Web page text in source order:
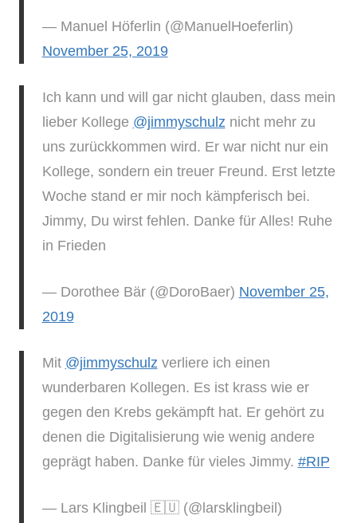
— Manuel Höferlin (@ManuelHoeferlin)
November 25, 2019
Ich kann und will gar nicht glauben, dass mein
lieber Kollege @jimmyschulz nicht mehr zu
uns zurückkommen wird. Er war nicht nur ein
Kollege, sondern ein treuer Freund. Erst letzte
Woche stand er mir noch kämpferisch bei.
Jimmy, Du wirst fehlen. Danke für Alles! Ruhe
in Frieden
— Dorothee Bär (@DoroBaer) November 25,
2019
Mit @jimmyschulz verliere ich einen
wunderbaren Kollegen. Es ist krass wie er
gegen den Krebs gekämpft hat. Er gehört zu
denen die Digitalisierung wie wenig andere
geprägt haben. Danke für vieles Jimmy. #RIP
— Lars Klingbeil 🇪🇺 (@larsklingbeil)